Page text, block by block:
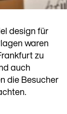
design für
waren
zu
auch
die Besucher